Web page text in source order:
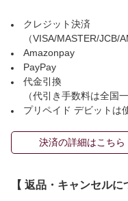
クレジット決済
（VISA/MASTER/JCB/
Amazonpay
PayPay
代金引換
（代引き手数料は全国
プリペイド デビットは
決済の詳細はこちら
【 返品・キャンセルに